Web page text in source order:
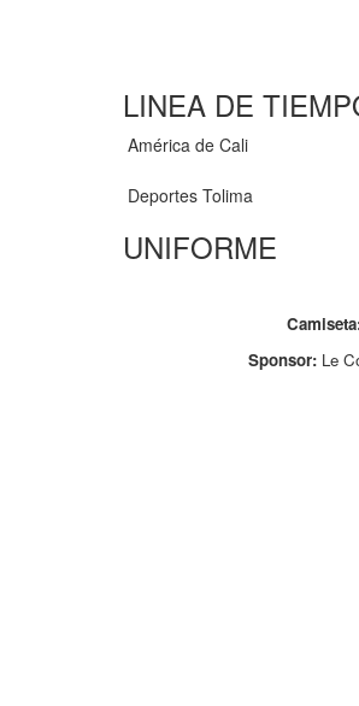
LINEA DE
América de Cali
Deportes Tolima
UNIFORME
Sponsor: Le